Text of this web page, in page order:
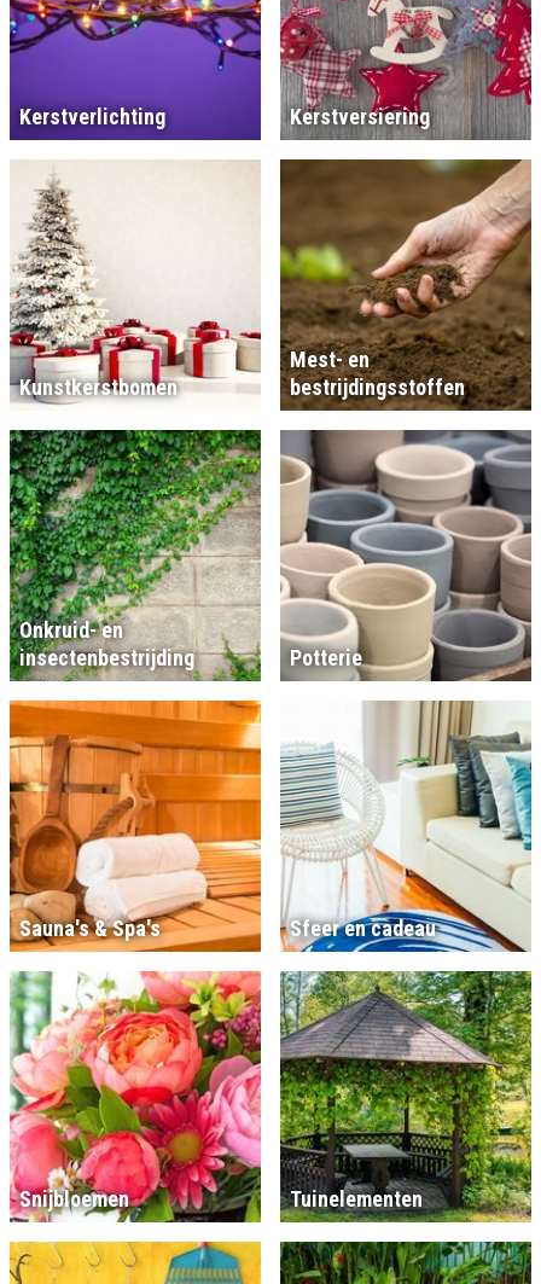
Kerstverlichting Kerstversiering
Kunstkerstbomen
Mest- en
bestrijdingsstoffen
Onkruid- en
insectenbestrijding
Potterie
Sauna's & Spa's Sfeer en cadeau
Snijbloemen Tuinelementen